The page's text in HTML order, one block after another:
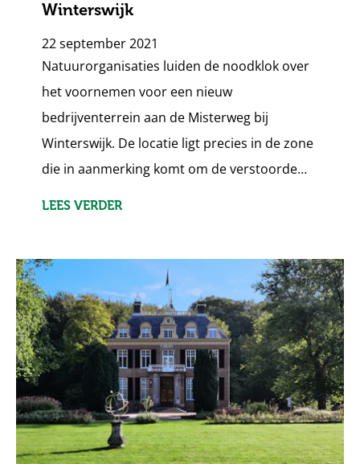
Winterswijk
22 september 2021
Natuurorganisaties luiden de noodklok over
het voornemen voor een nieuw
bedrijventerrein aan de Misterweg bij
Winterswijk. De locatie ligt precies in de zone
die in aanmerking komt om de verstoorde…
LEES VERDER